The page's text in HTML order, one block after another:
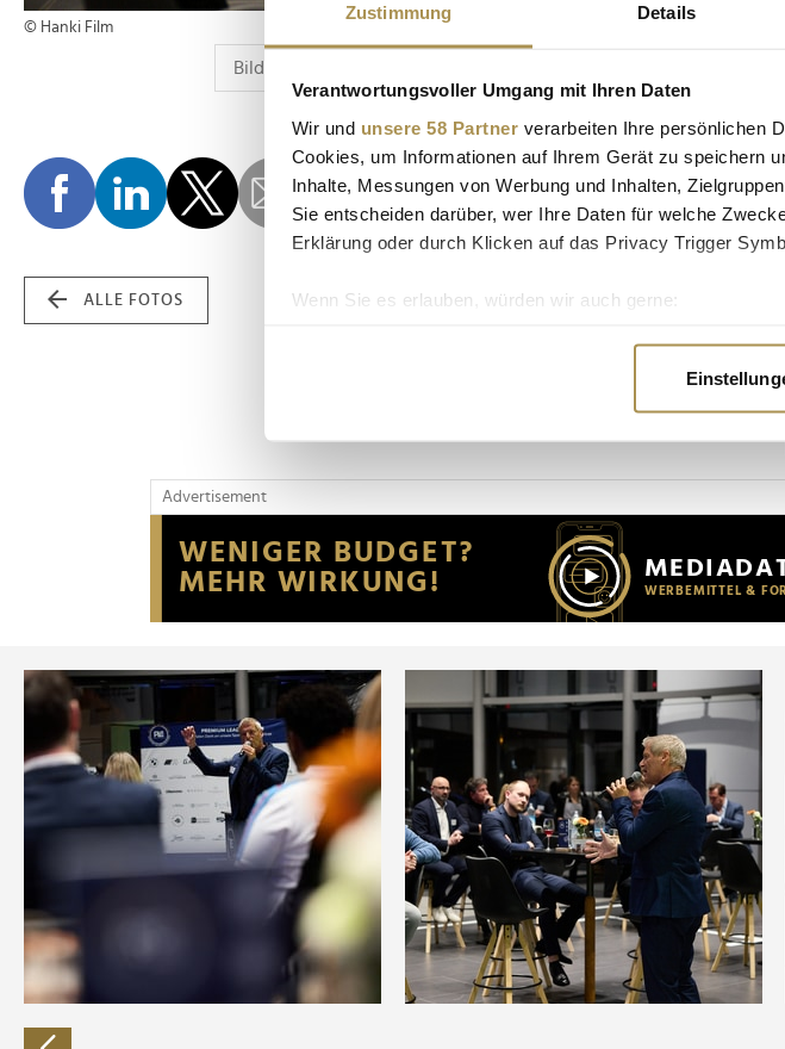
Zustimmung Details
Verantwortungsvoller Umgang mit Ihren Daten
Wir und unsere 58 Partner verarbeiten Ihre persönlichen
Cookies, um Informationen auf Ihrem Gerät zu speichern
Inhalte, Messungen von Werbung und Inhalten,
Sie entscheiden darüber, wer Ihre Daten für welche
Erklärung oder durch Klicken auf das Privacy Trigger
Wenn Sie es erlauben, würden wir auch gerne:
Erfahren Sie mehr darüber, wie Ihre persönlichen Daten
Wir verwenden Cookies, um Inhalte und Anzeigen zu
Website an unsere Partner für soziale Medien, Werbung
möglicherweise mit weiteren Daten zusammen, die Sie
der Dienste gesammelt haben.
© Hanki Film
ALLE FOTOS
Advertisement